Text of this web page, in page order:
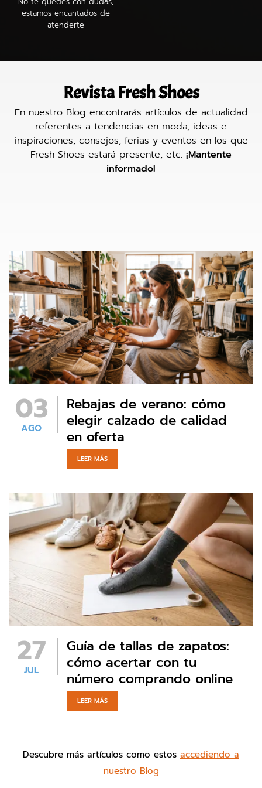
estamos encantados de
atenderte
Revista Fresh Shoes
En nuestro Blog encontrarás artículos de actualidad
referentes a tendencias en moda, ideas e
inspiraciones, consejos, ferias y eventos en los que
Fresh Shoes estará presente, etc. ¡Mantente
informado!
03
AGO
Rebajas de verano: cómo
elegir calzado de calidad
en oferta
LEER MÁS
27
JUL
Guía de tallas de zapatos:
cómo acertar con tu
número comprando online
LEER MÁS
Descubre más artículos como estos accediendo a
nuestro Blog